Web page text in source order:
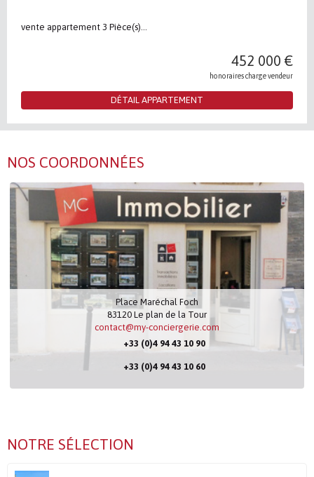
vente appartement 3 Pièce(s)...
452 000 €
honoraires charge vendeur
DÉTAIL APPARTEMENT
NOS COORDONNÉES
Place Maréchal Foch
83120 Le plan de la Tour
contact@my-conciergerie.com
+33 (0)4 94 43 10 90
+33 (0)4 94 43 10 60
NOTRE SÉLECTION